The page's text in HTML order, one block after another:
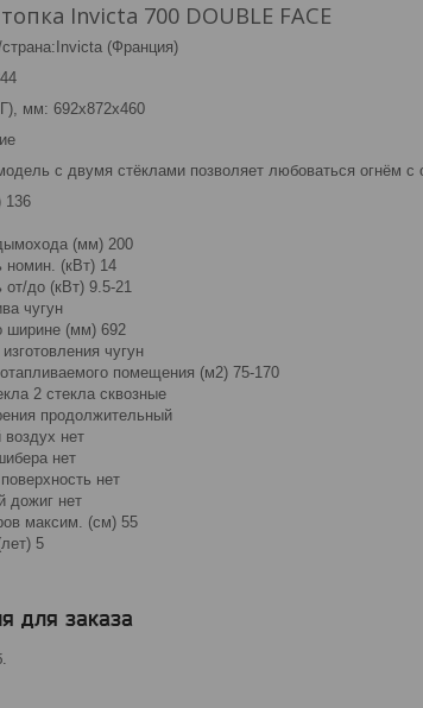
Invicta 700 DOUBLE FACE
(Франция)
мм: 692x872x460
с двумя стёклами позволяет любоваться огнём с
136
(мм) 200
номин. (кВт) 14
до (кВт) 9.5-21
чугун
ширине (мм) 692
чугун
помещения (м2) 75-170
2 стекла сквозные
продолжительный
нет
нет
нет
дожиг нет
максим. (см) 55
5
для заказа